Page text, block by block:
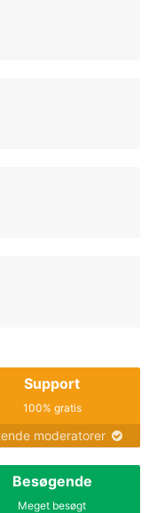
Support
100% gratis
moderatorer
Besøgende
Meget besøgt